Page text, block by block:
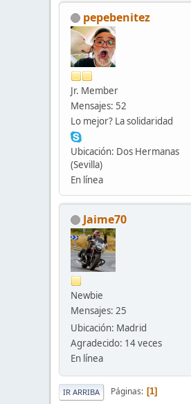
pepebenitez
Jr. Member
Mensajes: 52
Lo mejor? La solidaridad
Ubicación: Dos Hermanas
(Sevilla)
En línea
Jaime70
Newbie
Mensajes: 25
Ubicación: Madrid
Agradecido: 14 veces
En línea
IR ARRIBA Páginas 1